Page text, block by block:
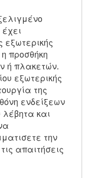
εξωτερικής
προσθήκη
ή πλακετών.
εξωτερικής
της
ενδείξεων
λέβητα και
την
απαιτήσεις